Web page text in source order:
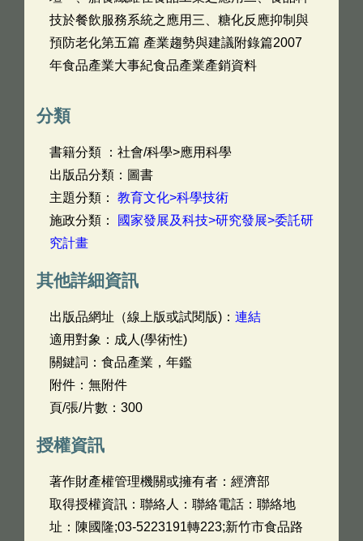
技於餐飲服務系統之應用三、糖化反應抑制與
預防老化第五篇 產業趨勢與建議附錄篇2007
年食品產業大事紀食品產業產銷資料
分類
書籍分類 ：社會/科學>應用科學
出版品分類：圖書
主題分類： 教育文化>科學技術
施政分類：
國家發展及科技>研究發展>委託研
究計畫
其他詳細資訊
出版品網址（線上版或試閱版)： 連結
適用對象：成人(學術性)
關鍵詞：食品產業，年鑑
附件：無附件
頁/張/片數：300
授權資訊
著作財產權管理機關或擁有者：經濟部
取得授權資訊：聯絡人：聯絡電話：聯絡地
址：陳國隆;03-5223191轉223;新竹市食品路